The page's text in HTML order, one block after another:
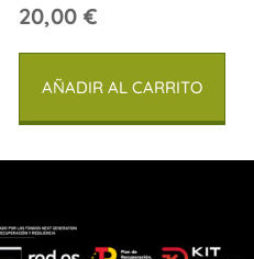
20,00 €
AÑADIR AL CARRITO